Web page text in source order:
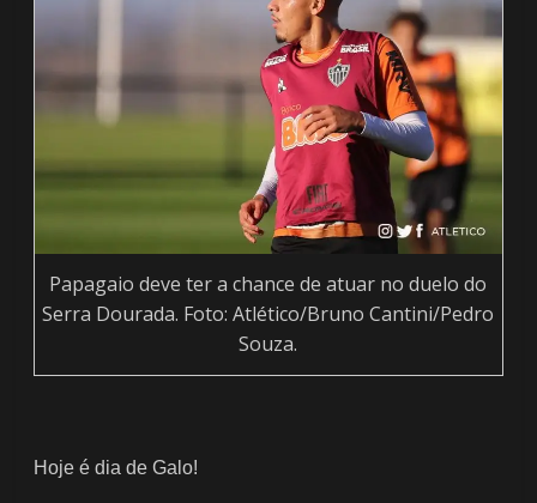
Papagaio deve ter a chance de atuar no duelo do
Serra Dourada. Foto: Atlético/Bruno Cantini/Pedro
Souza.
Hoje é dia de Galo!